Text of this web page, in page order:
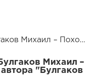
– Похождения Чичикова | 26178
Михаил –
"Булгаков